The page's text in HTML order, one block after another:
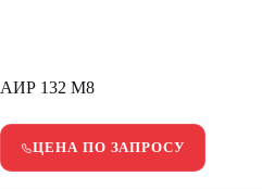
АИР 132 М8
ЦЕНА ПО ЗАПРОСУ